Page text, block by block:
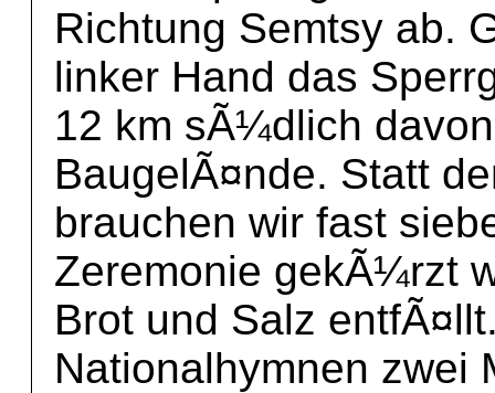
Richtung Semtsy ab.
linker Hand das
12 km sÃ¼dlich
BaugelÃ¤nde. Statt
brauchen wir fast
Zeremonie gekÃ¼rzt
Brot und Salz
Nationalhymnen zwei